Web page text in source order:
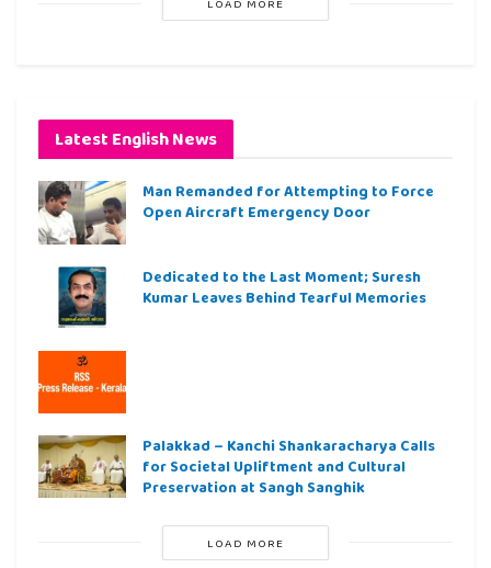
LOAD MORE
Latest English News
Man Remanded for Attempting to Force
Open Aircraft Emergency Door
Dedicated to the Last Moment; Suresh
Kumar Leaves Behind Tearful Memories
Palakkad – Kanchi Shankaracharya Calls
for Societal Upliftment and Cultural
Preservation at Sangh Sanghik
LOAD MORE